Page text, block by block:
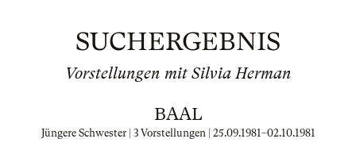
SUCHERGEBNIS
Vorstellungen mit Silvia Herman
BAAL
Jüngere Schwester | 3 Vorstellungen | 25.09.1981–02.10.1981